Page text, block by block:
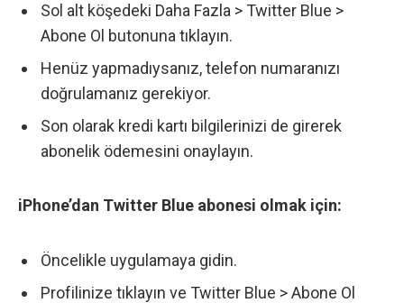
Sol alt köşedeki Daha Fazla > Twitter Blue >
Abone Ol butonuna tıklayın.
Henüz yapmadıysanız, telefon numaranızı
doğrulamanız gerekiyor.
Son olarak kredi kartı bilgilerinizi de girerek
abonelik ödemesini onaylayın.
iPhone’dan Twitter Blue abonesi olmak için:
Öncelikle uygulamaya gidin.
Profilinize tıklayın ve Twitter Blue > Abone Ol